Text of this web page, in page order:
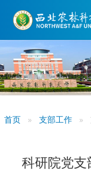
首页 支部工作
科研院党